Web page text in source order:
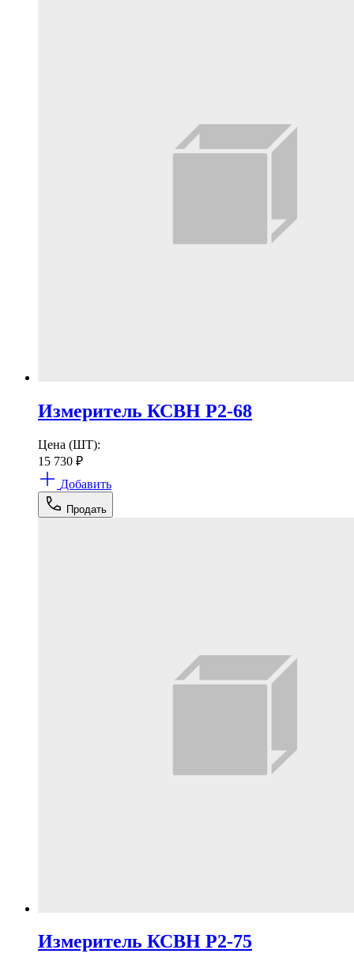
Измеритель КСВН Р2-68
Цена (ШТ):
15 730 ₽
Добавить
Продать
Измеритель КСВН Р2-75